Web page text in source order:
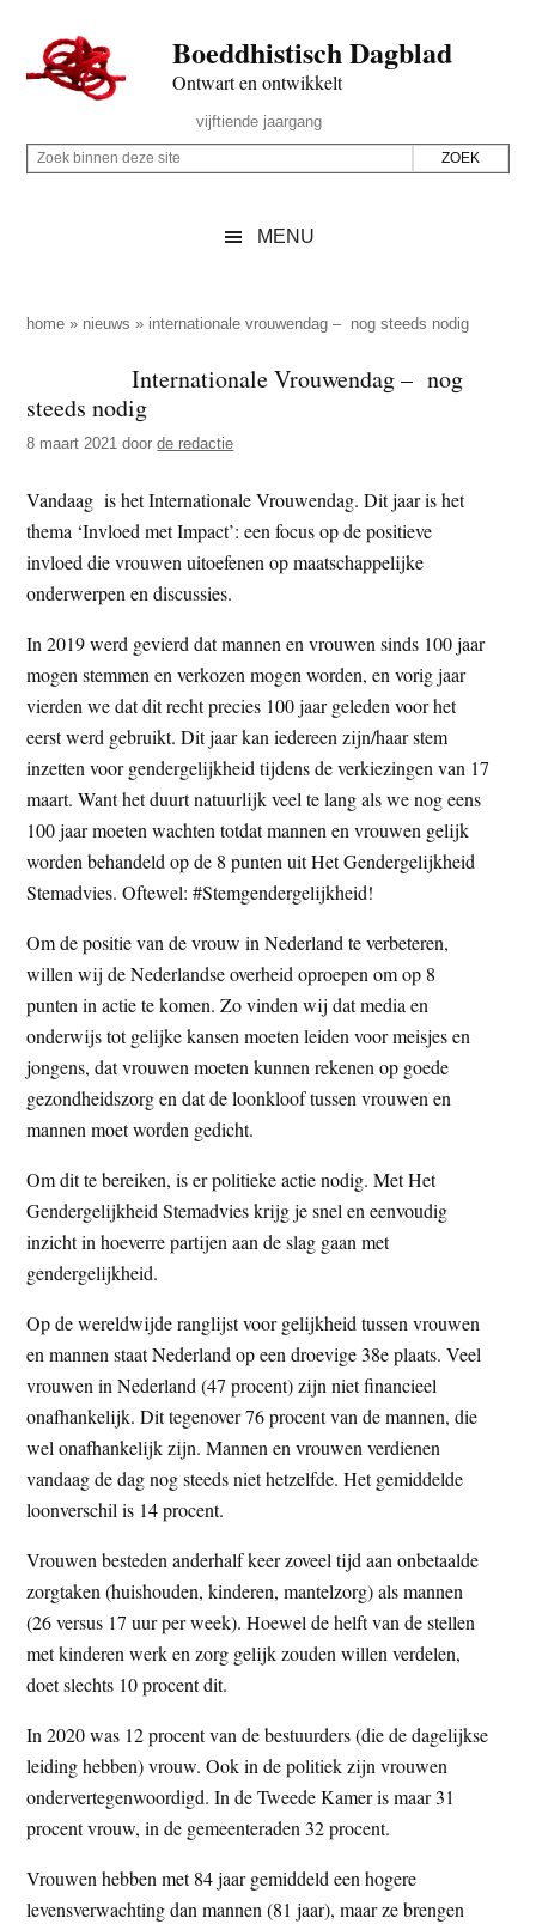
naar
de
inhoud
secondary
naar
de
sidebar
naar
de
Boeddhistisch Dagblad
Ontwart en ontwikkelt
Rechts
vijftiende jaargang
Z
p
e
z
e
s
i
t
e
Z
i
e
n
e
z
e
s
t
e
MENU
home » nieuws » internationale vrouwendag – nog steeds nodig
Internationale Vrouwendag – nog
steeds nodig
8 maart 2021 doorde redactie
Vandaag is het Internationale Vrouwendag. Dit jaar is het
thema ‘Invloed met Impact’: een focus op de positieve
invloed die vrouwen uitoefenen op maatschappelijke
onderwerpen en discussies.
In 2019 werd gevierd dat mannen en vrouwen sinds 100 jaar
mogen stemmen en verkozen mogen worden, en vorig jaar
vierden we dat dit recht precies 100 jaar geleden voor het
eerst werd gebruikt. Dit jaar kan iedereen zijn/haar stem
inzetten voor gendergelijkheid tijdens de verkiezingen van 17
maart. Want het duurt natuurlijk veel te lang als we nog eens
100 jaar moeten wachten totdat mannen en vrouwen gelijk
worden behandeld op de 8 punten uit Het Gendergelijkheid
Stemadvies. Oftewel: #Stemgendergelijkheid!
Om de positie van de vrouw in Nederland te verbeteren,
willen wij de Nederlandse overheid oproepen om op 8
punten in actie te komen. Zo vinden wij dat media en
onderwijs tot gelijke kansen moeten leiden voor meisjes en
jongens, dat vrouwen moeten kunnen rekenen op goede
gezondheidszorg en dat de loonkloof tussen vrouwen en
mannen moet worden gedicht.
Om dit te bereiken, is er politieke actie nodig. Met Het
Gendergelijkheid Stemadvies krijg je snel en eenvoudig
inzicht in hoeverre partijen aan de slag gaan met
gendergelijkheid.
Op de wereldwijde ranglijst voor gelijkheid tussen vrouwen
en mannen staat Nederland op een droevige 38e plaats. Veel
vrouwen in Nederland (47 procent) zijn niet financieel
onafhankelijk. Dit tegenover 76 procent van de mannen, die
wel onafhankelijk zijn. Mannen en vrouwen verdienen
vandaag de dag nog steeds niet hetzelfde. Het gemiddelde
loonverschil is 14 procent.
Vrouwen besteden anderhalf keer zoveel tijd aan onbetaalde
zorgtaken (huishouden, kinderen, mantelzorg) als mannen
(26 versus 17 uur per week). Hoewel de helft van de stellen
met kinderen werk en zorg gelijk zouden willen verdelen,
doet slechts 10 procent dit.
In 2020 was 12 procent van de bestuurders (die de dagelijkse
leiding hebben) vrouw. Ook in de politiek zijn vrouwen
ondervertegenwoordigd. In de Tweede Kamer is maar 31
procent vrouw, in de gemeenteraden 32 procent.
Vrouwen hebben met 84 jaar gemiddeld een hogere
levensverwachting dan mannen (81 jaar), maar ze brengen